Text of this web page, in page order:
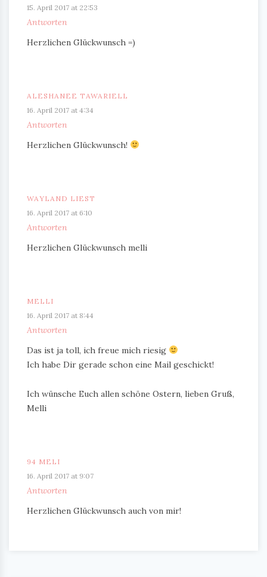
15. April 2017 at 22:53
Antworten
Herzlichen Glückwunsch =)
ALESHANEE TAWARIELL
16. April 2017 at 4:34
Antworten
Herzlichen Glückwunsch!
WAYLAND LIEST
16. April 2017 at 6:10
Antworten
Herzlichen Glückwunsch melli
MELLI
16. April 2017 at 8:44
Antworten
Das ist ja toll, ich freue mich riesig
Ich habe Dir gerade schon eine Mail geschickt!
Ich wünsche Euch allen schöne Ostern, lieben Gruß,
Melli
94 MELI
16. April 2017 at 9:07
Antworten
Herzlichen Glückwunsch auch von mir!